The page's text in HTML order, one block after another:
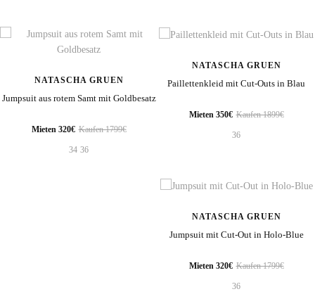
NATASCHA GRUEN
Jumpsuit aus rotem Samt mit Goldbesatz
Mieten 320€ Kaufen 1799€
34 36
NATASCHA GRUEN
Paillettenkleid mit Cut-Outs in Blau
Mieten 350€ Kaufen 1899€
36
NATASCHA GRUEN
Jumpsuit mit Cut-Out in Holo-Blue
Mieten 320€ Kaufen 1799€
36